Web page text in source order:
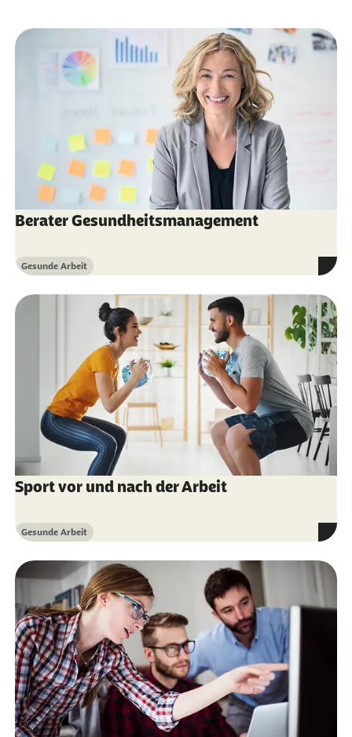
Berater Gesundheitsmanagement
Kategorie
Gesunde Arbeit
Sport vor und nach der Arbeit
Kategorie
Gesunde Arbeit